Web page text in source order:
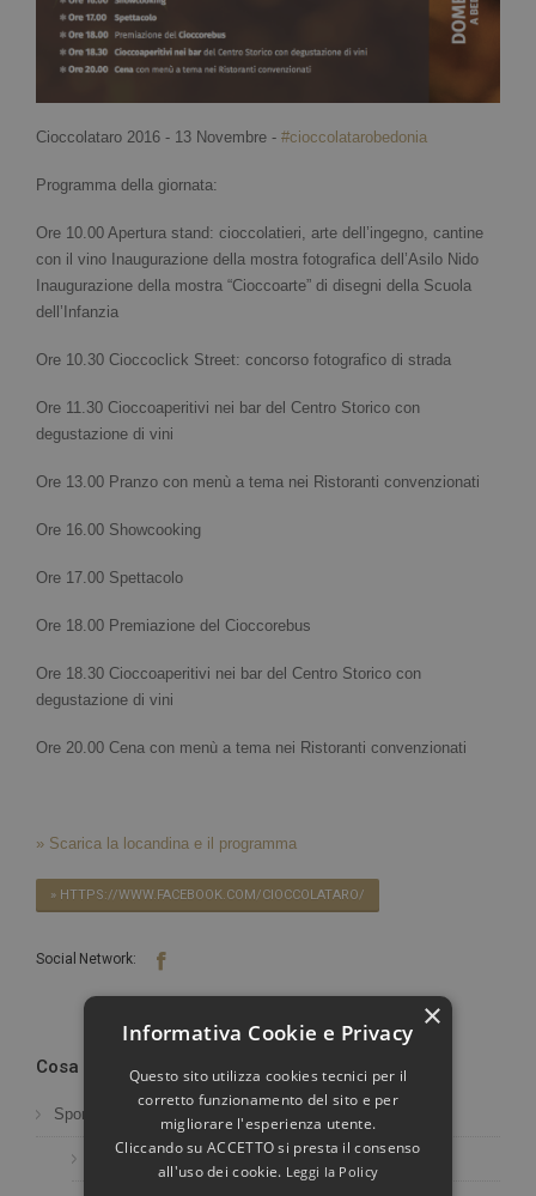
Cioccolataro 2016 - 13 Novembre - #cioccolatarobedonia
Programma della giornata:
Ore 10.00 Apertura stand: cioccolatieri, arte dell’ingegno, cantine
con il vino Inaugurazione della mostra fotografica dell’Asilo Nido
Inaugurazione della mostra “Cioccoarte” di disegni della Scuola
dell’Infanzia
Ore 10.30 Cioccoclick Street: concorso fotografico di strada
Ore 11.30 Cioccoaperitivi nei bar del Centro Storico con
degustazione di vini
Ore 13.00 Pranzo con menù a tema nei Ristoranti convenzionati
Ore 16.00 Showcooking
Ore 17.00 Spettacolo
Ore 18.00 Premiazione del Cioccorebus
Ore 18.30 Cioccoaperitivi nei bar del Centro Storico con
degustazione di vini
Ore 20.00 Cena con menù a tema nei Ristoranti convenzionati
» Scarica la locandina e il programma
» HTTPS://WWW.FACEBOOK.COM/CIOCCOLATARO/
Social Network:
Cosa Fare in Valtaro
Sport
Free Climbing - Arrampicata sportiva
×
Informativa Cookie e Privacy
Questo sito utilizza cookies tecnici per il
corretto funzionamento del sito e per
migliorare l'esperienza utente.
Cliccando su ACCETTO si presta il consenso
all'uso dei cookie. Leggi la Policy